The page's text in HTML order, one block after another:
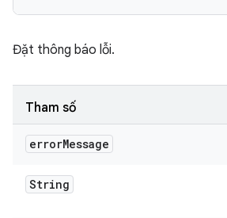
Đặt thông báo lỗi.
Tham số
errorMessage
String